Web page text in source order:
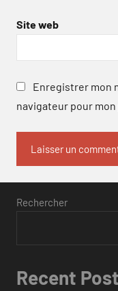
Site web
Enregistrer mon
navigateur pour
Rechercher
Recent